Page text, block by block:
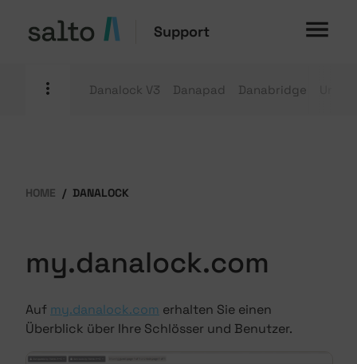
Support
Danalock V3 Danapad Danabridge
HOME DANALOCK
my.danalock.com
Auf my.danalock.com erhalten Sie einen
Überblick über Ihre Schlösser und Benutzer.